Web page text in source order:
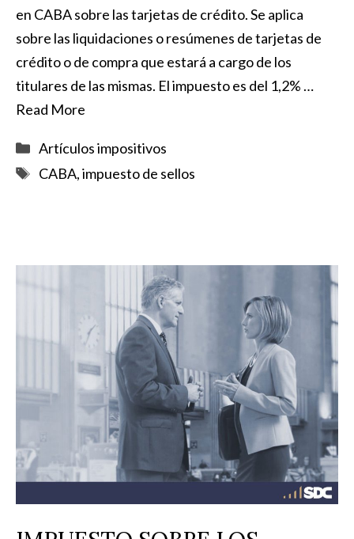
en CABA sobre las tarjetas de crédito. Se aplica
sobre las liquidaciones o resúmenes de tarjetas de
crédito o de compra que estará a cargo de los
titulares de las mismas. El impuesto es del 1,2% …
Read More
Categorías
Artículos impositivos
Etiquetas
CABA,impuesto de sellos